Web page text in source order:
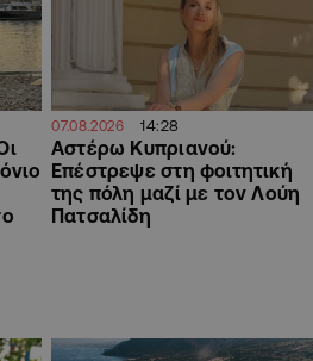
07.08.2026 14:28
Αστέρω Κυπριανού:
Επέστρεψε στη φοιτητική
της πόλη μαζί με τον Λούη
Πατσαλίδη